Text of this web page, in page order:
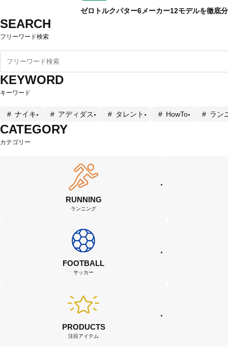
ゼロトルクパター6メーカー12モデルを徹底
SEARCH
フリーワード検索
KEYWORD
キーワード
ナイキ アディダス タレント HowTo ラン
CATEGORY
カテゴリー
RUNNING
ランニング
FOOTBALL
サッカー
PRODUCTS
注目アイテム